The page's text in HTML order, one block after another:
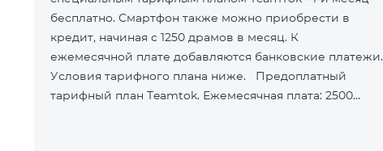
бесплатно. Смартфон также можно приобрести в
кредит, начиная с 1250 драмов в месяц. К
ежемесячной плате добавляются банковские платежи.
Условия тарифного плана ниже. Предоплатный
тарифный план Teamtok. Ежемесячная плата: 2500